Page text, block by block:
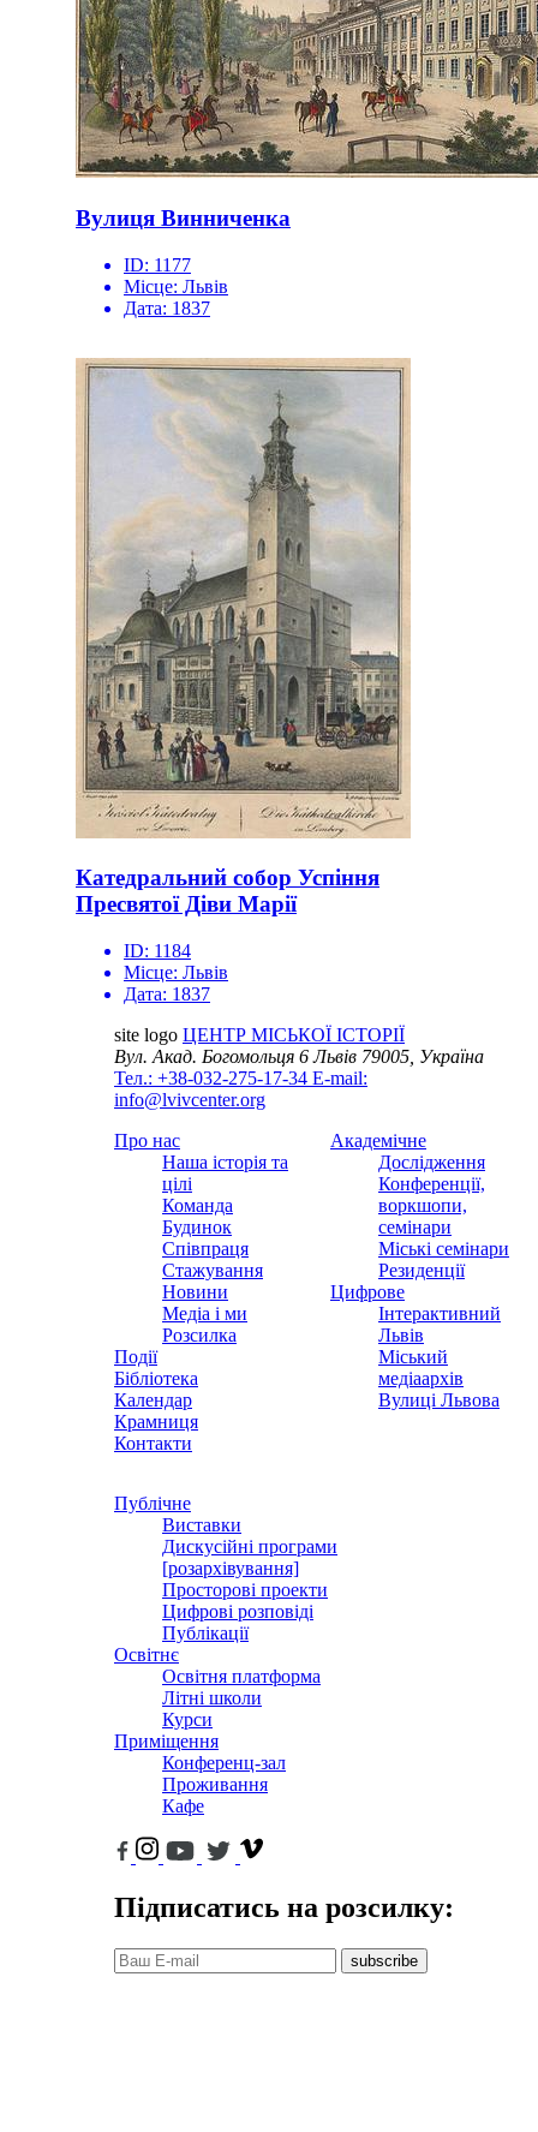
Вулиця Винниченка
ID: 1177
Місце: Львів
Дата: 1837
Катедральний собор Успіння
Пресвятої Діви Марії
ID: 1184
Місце: Львів
Дата: 1837
site logo ЦЕНТР МІСЬКОЇ ІСТОРІЇ
Вул. Акад. Богомольця 6Львів 79005, Україна
Тел.: +38-032-275-17-34 E-mail:
info@lvivcenter.org
Про нас
Наша історія та
цілі
Команда
Будинок
Співпраця
Стажування
Новини
Медіа і ми
Розсилка
Події
Бібліотека
Календар
Крамниця
Контакти
Академічне
Дослідження
Конференції,
воркшопи,
семінари
Міські семінари
Резиденції
Цифрове
Інтерактивний
Львів
Міський
медіаархів
Вулиці Львова
Публічне
Виставки
Дискусійні програми
[розархівування]
Просторові проекти
Цифрові розповіді
Публікації
Освітнє
Освітня платформа
Літні школи
Курси
Приміщення
Конференц-зал
Проживання
Кафе
Підписатись на розсилку:
subscribe